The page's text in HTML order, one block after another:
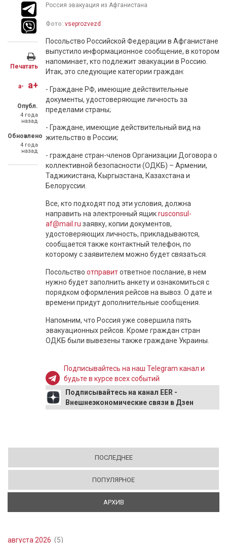
Печатать
a- a+
Опубл.
4 года
назад
Обновлено
4 года
назад
Россия эвакуация из Афганистана
Фото: vseprozvezd
Посольство Российской Федерации в Афганистане
выпустило информационное сообщение, в котором
напоминает, кто подлежит эвакуации в Россию.
Итак, это следующие категории граждан:
- Граждане РФ, имеющие действительные
документы, удостоверяющие личность за
пределами страны;
- Граждане, имеющие действительный вид на
жительство в России;
- граждане стран-членов Организации Договора о
коллективной безопасности (ОДКБ) – Армении,
Таджикистана, Кыргызстана, Казахстана и
Белоруссии.
Все, кто подходят под эти условия, должна
направить на электронный ящикrusconsul-
af@mail.ru заявку, копии документов,
удостоверяющих личность, прикладываются,
сообщается также контактный телефон, по
которому с заявителем можно будет связаться.
Посольство отправитответное послание, в нем
нужно будет заполнить анкету и ознакомиться с
порядком оформления рейсов на вывоз. О дате и
времени придут дополнительные сообщения.
Напомним, что Россия уже совершила пять
эвакуационных рейсов. Кроме граждан стран
ОДКБ были вывезены также граждане Украины.
Подписывайтесь на наш Telegram канал и
будьте в курсе всех событий
Подписывайтесь на канал EER -
Внешнеэкономические связи в Дзен
ПОСЛЕДНЕЕ
ПОПУЛЯРНОЕ
АРХИВ
августа 2026 (5)